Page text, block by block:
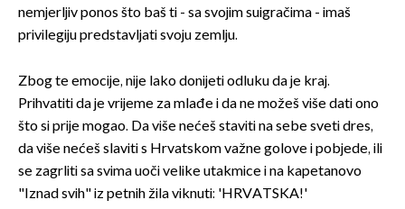
nemjerljiv ponos što baš ti - sa svojim suigračima - imaš
privilegiju predstavljati svoju zemlju.
Zbog te emocije, nije lako donijeti odluku da je kraj.
Prihvatiti da je vrijeme za mlađe i da ne možeš više dati ono
što si prije mogao. Da više nećeš staviti na sebe sveti dres,
da više nećeš slaviti s Hrvatskom važne golove i pobjede, ili
se zagrliti sa svima uoči velike utakmice i na kapetanovo
"Iznad svih" iz petnih žila viknuti: 'HRVATSKA!'